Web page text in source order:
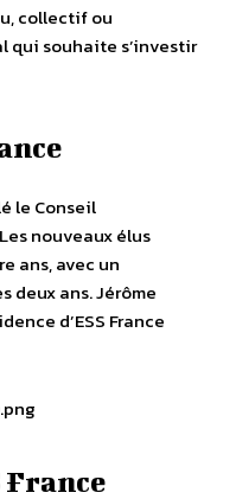
collectif ou
qui souhaite s’investir
le Conseil
nouveaux élus
ans, avec un
deux ans. Jérôme
d’ESS France
France